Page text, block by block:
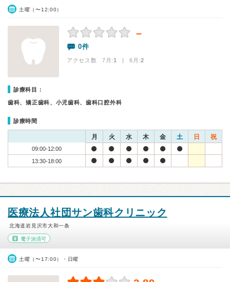
土曜（〜12:00）
－
0件
アクセス数 7月:1 | 6月:2
診療科目：
歯科、矯正歯科、小児歯科、歯科口腔外科
診療時間
月 火 水 木 金 土 日 祝
09:00-12:00
13:30-18:00
医療法人社団サン歯科クリニック
北海道岩見沢市大和一条
電子決済可
土曜（〜17:00）・日曜